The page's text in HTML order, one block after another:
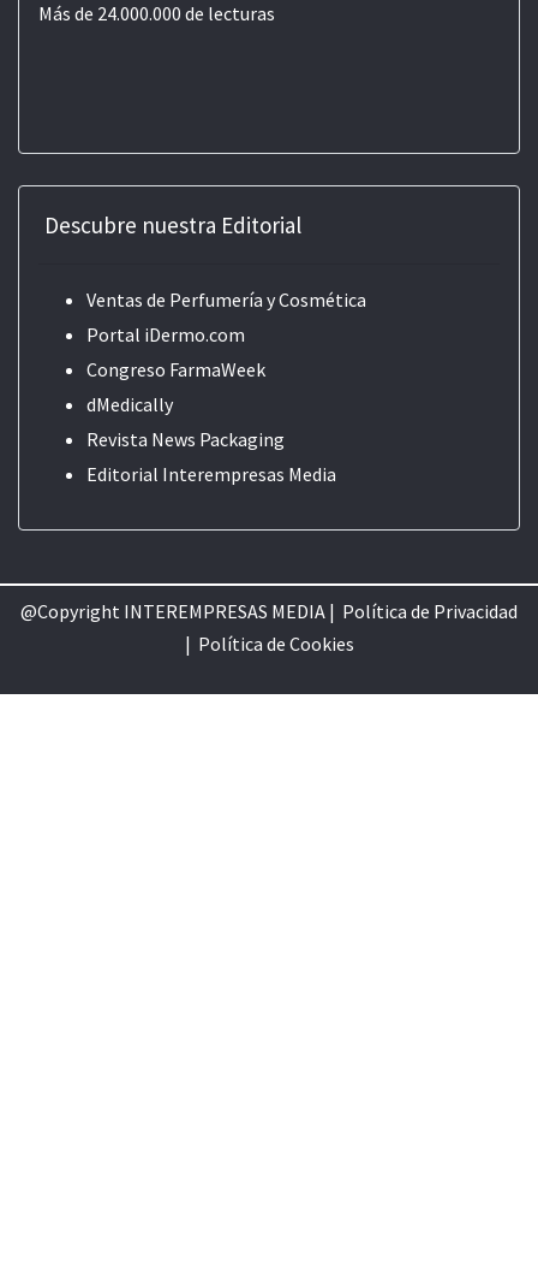
Más de 24.000.000 de lecturas
Descubre nuestra Editorial
Ventas de Perfumería y Cosmética
Portal iDermo.com
Congreso FarmaWeek
dMedically
Revista News Packaging
Editorial Interempresas Media
@Copyright INTEREMPRESAS MEDIA | Política de Privacidad
| Política de Cookies